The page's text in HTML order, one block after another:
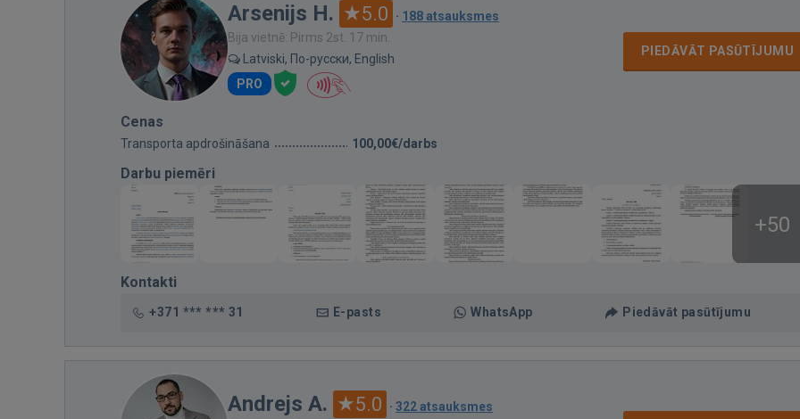
Arsenijs H. 5.0 · 188 atsauksmes
Bija vietnē: Pirms 2st. 17 min.
Latviski, По-русски, English
PRO
PIEDĀVĀT PASŪTĪJUMU
Cenas
Transporta apdrošināšana 100,00€/darbs
Darbu piemēri
+50
Kontakti
+371 *** *** 31 E-pasts WhatsApp Piedāvāt pasūtījumu
Andrejs A. 5.0 · 322 atsauksmes